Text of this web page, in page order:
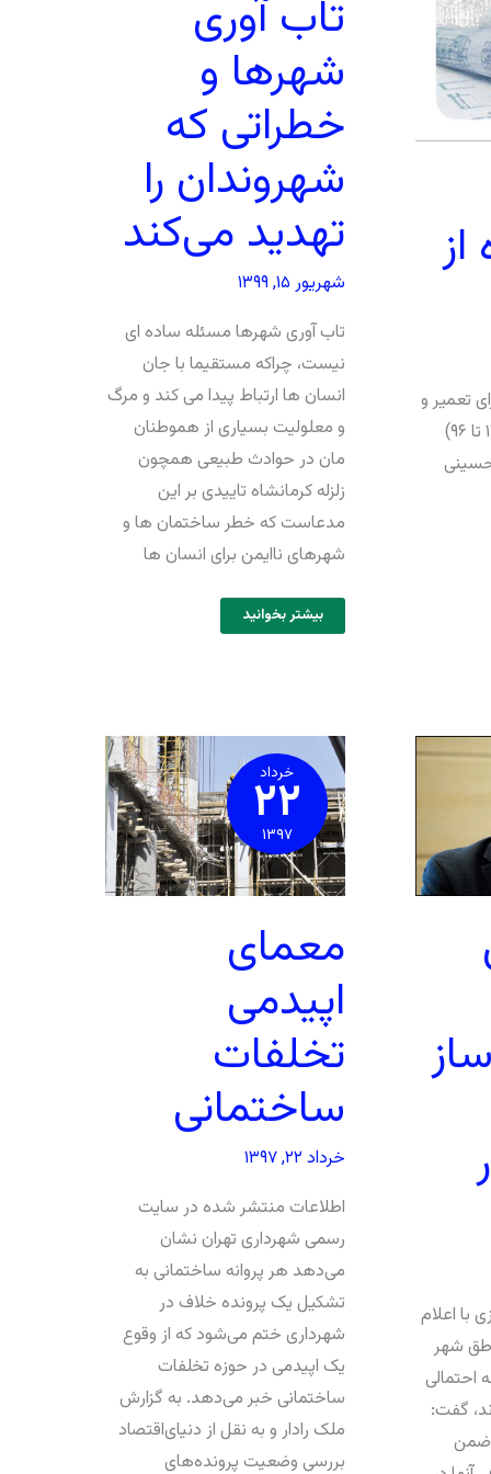
تعمیر و
یا تخریب سازه‌های آسیب دیده از زلزله را بر اساس تجارب ۱۴ ساله (۱۳۸۲ تا ۹۶)
حسینی
تاب آوری
شهرها و
خطراتی که
شهروندان را
تهدید می‌کند
شهریور ۱۵, ۱۳۹۹
تاب آوری شهرها مسئله ساده ای
نیست، چراکه مستقیما با جان
انسان ها ارتباط پیدا می کند و مرگ
و معلولیت بسیاری از هموطنان
مان در حوادث طبیعی همچون
زلزله کرمانشاه تاییدی بر این
مدعاست که خطر ساختمان ها و
شهرهای ناایمن برای انسان ها
بیشتر بخوانید
با اعلام
شهر
احتمالی
گفت:
ضمن
خرداد
۲۲
۱۳۹۷
معمای
اپیدمی
تخلفات
ساختمانی
خرداد ۲۲, ۱۳۹۷
اطلاعات منتشر شده در سایت
رسمی شهرداری تهران نشان
می‌دهد هر پروانه ساختمانی به
تشکیل یک پرونده خلاف در
شهرداری ختم می‌شود که از وقوع
یک اپیدمی در حوزه تخلفات
ساختمانی خبر می‌دهد. به گزارش
ملک رادار و به نقل از دنیای‌اقتصاد
بررسی وضعیت پرونده‌های
معمای
اپیدمی
تخلفات
ساختمانی